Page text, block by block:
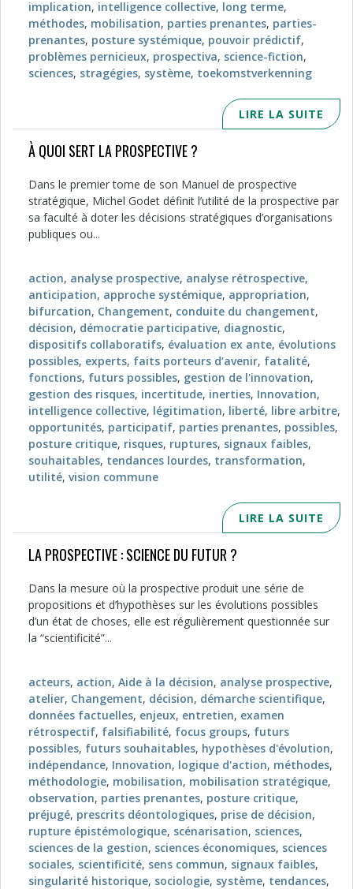
implication, intelligence collective, long terme,
méthodes, mobilisation, parties prenantes, parties-
prenantes, posture systémique, pouvoir prédictif,
problèmes pernicieux, prospectiva, science-fiction,
sciences, stragégies, système, toekomstverkenning
LIRE LA SUITE
À QUOI SERT LA PROSPECTIVE ?
Dans le premier tome de son Manuel de prospective
stratégique, Michel Godet définit l’utilité de la prospective par
sa faculté à doter les décisions stratégiques d’organisations
publiques ou...
action, analyse prospective, analyse rétrospective,
anticipation, approche systémique, appropriation,
bifurcation, Changement, conduite du changement,
décision, démocratie participative, diagnostic,
dispositifs collaboratifs, évaluation ex ante, évolutions
possibles, experts, faits porteurs d’avenir, fatalité,
fonctions, futurs possibles, gestion de l'innovation,
gestion des risques, incertitude, inerties, Innovation,
intelligence collective, légitimation, liberté, libre arbitre,
opportunités, participatif, parties prenantes, possibles,
posture critique, risques, ruptures, signaux faibles,
souhaitables, tendances lourdes, transformation,
utilité, vision commune
LIRE LA SUITE
LA PROSPECTIVE : SCIENCE DU FUTUR ?
Dans la mesure où la prospective produit une série de
propositions et d’hypothèses sur les évolutions possibles
d’un état de choses, elle est régulièrement questionnée sur
la “scientificité”...
acteurs, action, Aide à la décision, analyse prospective,
atelier, Changement, décision, démarche scientifique,
données factuelles, enjeux, entretien, examen
rétrospectif, falsifiabilité, focus groups, futurs
possibles, futurs souhaitables, hypothèses d'évolution,
indépendance, Innovation, logique d'action, méthodes,
méthodologie, mobilisation, mobilisation stratégique,
observation, parties prenantes, posture critique,
préjugé, prescrits déontologiques, prise de décision,
rupture épistémologique, scénarisation, sciences,
sciences de la gestion, sciences économiques, sciences
sociales, scientificité, sens commun, signaux faibles,
singularité historique, sociologie, système, tendances,